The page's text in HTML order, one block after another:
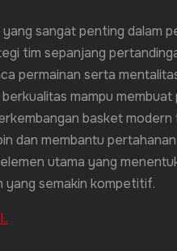
sangat penting dalam
tim sepanjang
permainan serta
mampu
basket
dan membantu
utama yang
yang semakin kompetitif.